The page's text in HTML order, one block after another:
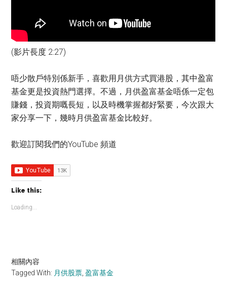
(影片長度 2:27)
唔少散戶特別係新手，喜歡用月供方式買港股，其中盈富
基金更是投資熱門選擇。不過，月供盈富基金唔係一定包
賺錢，投資期嘅長短，以及時機掌握都好緊要，今次跟大
家分享一下，幾時月供盈富基金比較好。
歡迎訂閱我們的YouTube 頻道
Like this:
Loading...
相關內容
Tagged With: 月供股票 ,盈富基金